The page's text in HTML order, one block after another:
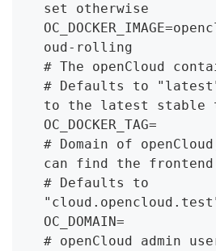
set otherwise
oud-rolling
# The openCloud
# Defaults to
to the latest stable
OC_DOCKER_TAG=
# Domain of
can find the
# Defaults to
OC_DOMAIN=
# openCloud admin